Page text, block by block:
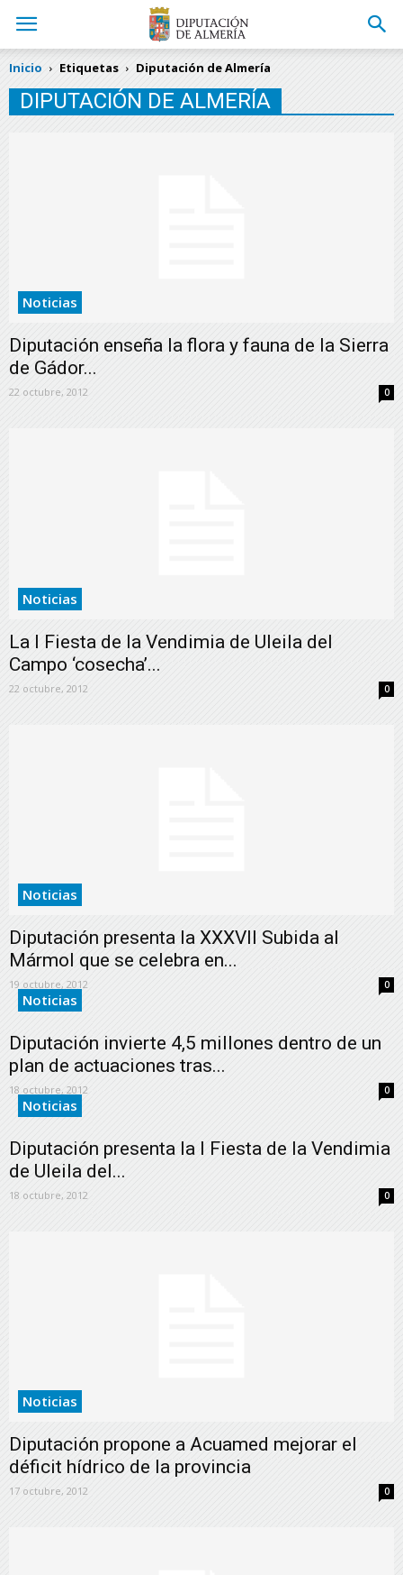
Inicio Etiquetas Diputación de Almería
DIPUTACIÓN DE ALMERÍA
Noticias
Diputación enseña la flora y fauna de la Sierra
de Gádor...
22 octubre, 2012 0
Noticias
La I Fiesta de la Vendimia de Uleila del
Campo ‘cosecha’...
22 octubre, 2012 0
Noticias
Diputación presenta la XXXVII Subida al
Mármol que se celebra en...
19 octubre, 2012 0
Noticias
Diputación invierte 4,5 millones dentro de un
plan de actuaciones tras...
18 octubre, 2012 0
Noticias
Diputación presenta la I Fiesta de la Vendimia
de Uleila del...
18 octubre, 2012 0
Noticias
Diputación propone a Acuamed mejorar el
déficit hídrico de la provincia
17 octubre, 2012 0